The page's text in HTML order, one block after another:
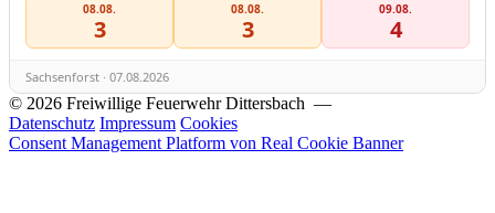
08.08.
3
08.08.
3
09.08.
4
Sachsenforst · 07.08.2026
© 2026 Freiwillige Feuerwehr Dittersbach —
Datenschutz Impressum Cookies
Consent Management Platform von Real Cookie Banner